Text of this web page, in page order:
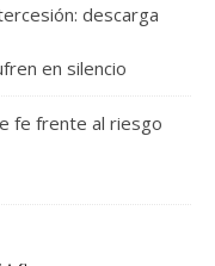
descarga
en silencio
fe frente al riesgo